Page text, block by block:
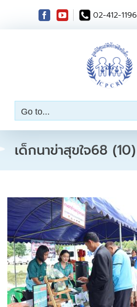
t
02-412-1196
Go to...
เด็กนาข่าสุขใจ68 (10)